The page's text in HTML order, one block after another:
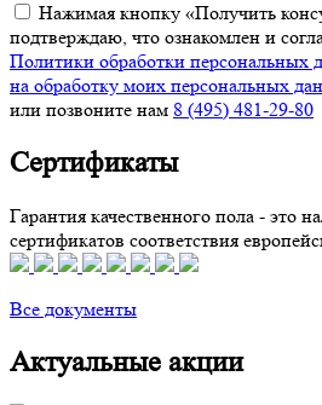
Нажимая кнопку «Получить
подтверждаю, что ознакомлен и
Политики обработки персональных
на обработку моих персональных
или позвоните нам 8 (495) 481-29-80
Сертификаты
Гарантия качественного пола - это
сертификатов соответствия
Все документы
Актуальные акции